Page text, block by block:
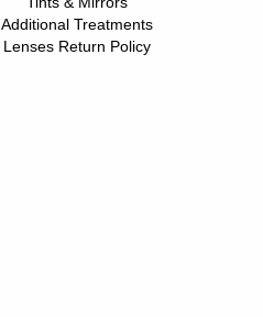
Additional Treatments
Lenses Return Policy